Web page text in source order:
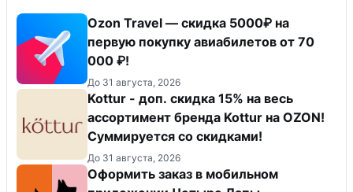
Ozon Travel — скидка 5000₽ на
первую покупку авиабилетов от 70
000 ₽!
До 31 августа, 2026
Kottur - доп. скидка 15% на весь
ассортимент бренда Kottur на OZON!
Суммируется со скидками!
До 31 августа, 2026
Оформить заказ в мобильном